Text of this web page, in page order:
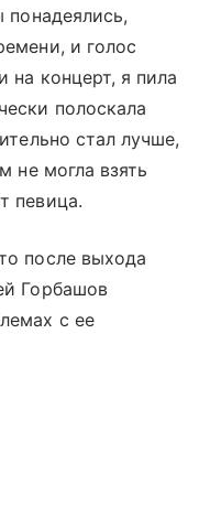
и голос
на концерт, я пила
полоскала
стал лучше,
не могла взять
певица.
после выхода
Горбашов
с ее